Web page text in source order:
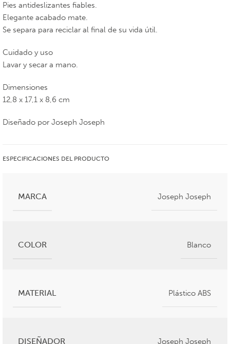
Pies antideslizantes fiables.
Elegante acabado mate.
Se separa para reciclar al final de su vida útil.
Cuidado y uso
Lavar y secar a mano.
Dimensiones
12,8 x 17,1 x 8,6 cm
Diseñado por Joseph Joseph
ESPECIFICACIONES DEL PRODUCTO
MARCA Joseph Joseph
COLOR Blanco
MATERIAL Plástico ABS
DISEÑADOR Joseph Joseph